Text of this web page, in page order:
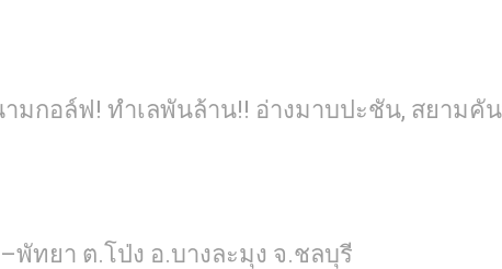
มกอล์ฟ! ทำเลพันล้าน!! อ่างมาบปะชัน, สยามคั
พัทยา ต.โป่ง อ.บางละมุง จ.ชลบุรี